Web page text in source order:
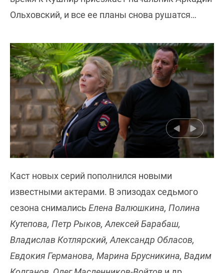
Ольховский, и все ее планы снова рушатся…
Каст новых серий пополнился новыми
известными актерами. В эпизодах седьмого
сезона снимались Елена Валюшкина, Полина
Кутепова, Петр Рыков, Алексей Барабаш,
Владислав Котлярский, Александр Обласов,
Евдокия Германова, Марина Брусникина, Вадим